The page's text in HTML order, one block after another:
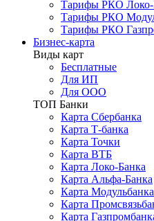
Тарифы РКО Локо-
Тарифы РКО
Тарифы РКО
Бизнес-карта
Виды карт
Бесплатные
Для ИП
Для ООО
ТОП Банки
Карта Сбербанка
Карта Т-банка
Карта Точки
Карта ВТБ
Карта Локо-Банка
Карта Альфа-Банка
Карта Модульбанка
Карта
Карта